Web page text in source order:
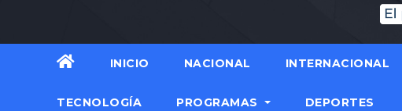
INICIO NACIONAL INTERNACIONAL
TECNOLOGÍA PROGRAMAS DEPORTES